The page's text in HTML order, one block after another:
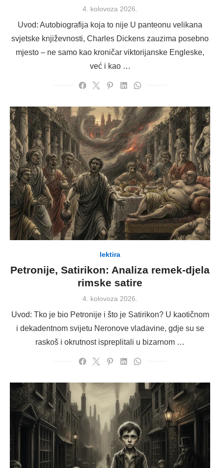
Posted
4. kolovoza 2026.
Uvod: Autobiografija koja to nije U panteonu velikana
svjetske književnosti, Charles Dickens zauzima posebno
mjesto – ne samo kao kroničar viktorijanske Engleske,
već i kao …
lektira
Petronije, Satirikon: Analiza remek-djela
rimske satire
Posted
4. kolovoza 2026.
Uvod: Tko je bio Petronije i što je Satirikon? U kaotičnom
i dekadentnom svijetu Neronove vladavine, gdje su se
raskoš i okrutnost ispreplitali u bizarnom …